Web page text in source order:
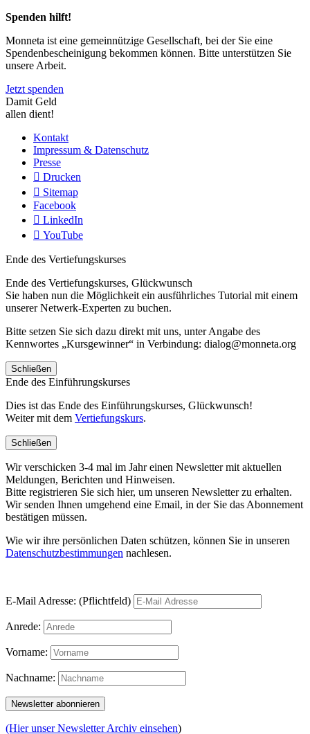
Spenden hilft!
Monneta ist eine gemeinnützige Gesellschaft, bei der Sie eine
Spendenbescheinigung bekommen können. Bitte unterstützen Sie
unsere Arbeit.
Jetzt spenden
Damit Geld
allen dient!
Kontakt
Impressum & Datenschutz
Presse
Drucken
Sitemap
Facebook
LinkedIn
YouTube
Ende des Vertiefungskurses
Ende des Vertiefungskurses, Glückwunsch
Sie haben nun die Möglichkeit ein ausführliches Tutorial mit einem
unserer Netwerk-Experten zu buchen.
Bitte setzen Sie sich dazu direkt mit uns, unter Angabe des
Kennwortes „Kursgewinner“ in Verbindung: dialog@monneta.org
Schließen
Ende des Einführungskurses
Dies ist das Ende des Einführungskurses, Glückwunsch!
Weiter mit dem Vertiefungskurs.
Schließen
Wir verschicken 3-4 mal im Jahr einen Newsletter mit aktuellen
Meldungen, Berichten und Hinweisen.
Bitte registrieren Sie sich hier, um unseren Newsletter zu erhalten.
Wir senden Ihnen umgehend eine Email, in der Sie das Abonnement
bestätigen müssen.
Wie wir ihre persönlichen Daten schützen, können Sie in unseren
Datenschutzbestimmungen nachlesen.
E-Mail Adresse: (Pflichtfeld)
Anrede:
Vorname:
Nachname:
(Hier unser Newsletter Archiv einsehen)